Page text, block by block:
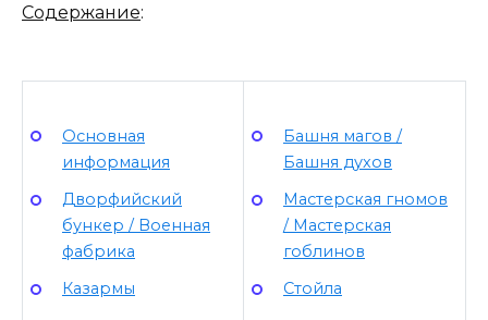
Содержание:
Основная
информация
Дворфийский
бункер / Военная
фабрика
Казармы
Башня магов /
Башня духов
Мастерская гномов
/ Мастерская
гоблинов
Стойла